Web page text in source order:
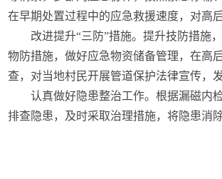
在早期处置过程中的应急救援速度，对高
改进提升“三防”措施。提升技防措施
物防措施，做好应急物资储备管理，在高
查，对当地村民开展管道保护法律宣传，
认真做好隐患整治工作。根据漏磁内
排查隐患，及时采取治理措施，将隐患消